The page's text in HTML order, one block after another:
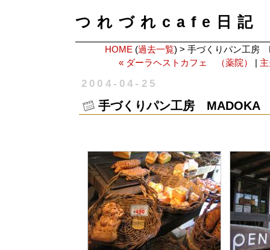
つれづれcafe日記
HOME (過去一覧) > 手づくりパン工
« ダーラヘストカフェ （薬院）
2004-04-25
手づくりパン工房 MADOKA